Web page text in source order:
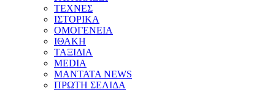
ΤΕΧΝΕΣ
ΙΣΤΟΡΙΚΑ
ΟΜΟΓΕΝΕΙΑ
ΙΘΑΚΗ
ΤΑΞΙΔΙΑ
MEDIA
MANTATA NEWS
ΠΡΩΤΗ ΣΕΛΙΔΑ